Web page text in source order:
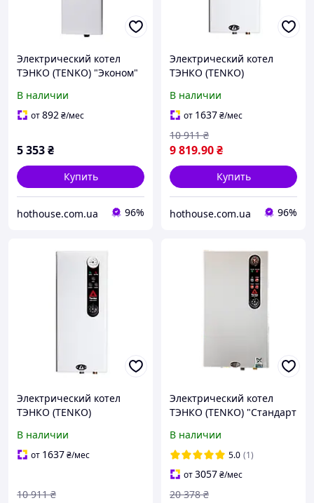
Электрический котел
ТЭНКО (TENKO) "Эконом"
В наличии
от892₴/мес
5 353₴
Купить
hothouse.com.ua 96%
Электрический котел
ТЭНКО (TENKO)
кВт/220 В
В наличии
от 1637₴/мес
9 819.90₴
10 911 ₴
Купить
hothouse.com.ua 96%
Электрический котел
ТЭНКО (TENKO)
кВт/380 В
В наличии
от 1637₴/мес
10 911 ₴
Электрический котел
ТЭНКО (TENKO) "Стандарт
тенко (насос+расш.
бак+безопасность)
В наличии
5.0 (1)
от3057₴/мес
20 378 ₴